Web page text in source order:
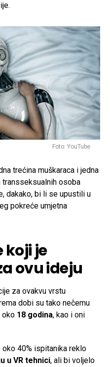
Foto: YouTube
trećina muškaraca i jedna
osoba
dakako, bi li se upustili u
pokreće umjetna
koji je
ovu ideju
za ovakvu vrstu
dobi su tako nečemu
oko 18 godina, kao i oni
40% ispitanika reklo
u VR tehnici, ali bi voljelo